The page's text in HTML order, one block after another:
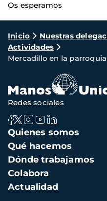
Os esperamos
Ruta
de
navegación
Inicio Nuestras
Actividades
Mercadillo en la
Navegación
principal
Quienes somos
Qué hacemos
Dónde trabajamos
Colabora
Actualidad
Redes sociales